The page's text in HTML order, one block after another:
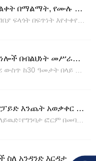
የእንጨት ኢንዱስትሪን በጥልቀት በማልማት, የሙሉ አገናኝ አገልግሎት ጥራት ያለው መለኪያ ይፈጥራል
በእንጨት ኢንዱስትሪ ውስጥ የገበያ ፍላጎት በፍጥነት እየተቀየረ ሲሆን የኢንዱስትሪ ውድድርም እየጨመረ መጥቷል. በዚህ መስክ ውስጥ ቦታን እንዴት ማግኘት እና ማዳበርን መቀጠል እያንዳንዱ ኩባንያ እያሰበ ያለው ከባድ ችግር ነው። እኛ ደግሞ ከ30 ዓመታት በላይ ጥልቀት ያለው ልማት ያለን ፣የቀድሞ...
ከፍተኛ ጥራት ያላቸውን ፓነሎች በብልህነት መሥራት ፣ የታችኛውን የጥራት እና የአካባቢ ጥበቃ መስመሮችን በጥብቅ መከተል
በእንጨት ውጤቶች ኢንዱስትሪ ውስጥ ከ30 ዓመታት በላይ ጥልቅ ተሳትፎ ያለው አጠቃላይ ኢንተርፕራይዝ እንደመሆናችን መጠን በመካከለኛው ጥግግት ፋይበርቦርድ (ኤምዲኤፍ) እና ከፍተኛ ትፍገት ፋይበርቦርድ (ኤችዲኤፍ) በጥልቅ ሙያዊ ክምችት እና ፈጠራ ችሎታችን ጥራት ያላቸውን መመዘኛዎች መስርተናል።...
የፊልም ፊት ለፊት ያለው የፓይድ እንጨት አወቃቀር እና ጥቅሞች
ፊልም ፊት ለፊት የተለጠፈ ፕላይዉድ፣የግንባታ ፎርም በመባልም የሚታወቅ፣በሙቀት መጨመሪያ ቴክኖሎጂ አማካኝነት የፌኖሊክ ሙጫን እንደ ዋና ማጣበቂያ እና ከእንጨት የተሠራ ሽፋን በማድረግ የተሰራ ሰሌዳ ነው። አለው ኢ...
ስለ አንዳንድ እርዳታ